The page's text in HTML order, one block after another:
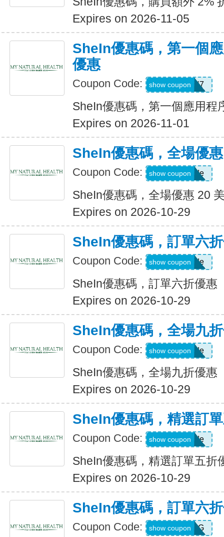
Expires on 2026-11-05
SheIn優惠碼，第一個
優惠
Coupon Code: QTEK4N7
show coupon
SheIn優惠碼，第一個應用程
Expires on 2026-11-01
SheIn優惠碼，全場優
Coupon Code: Show Code
show coupon
SheIn優惠碼，全場優惠 20
Expires on 2026-10-29
SheIn優惠碼，訂單六
Coupon Code: Show Code
show coupon
SheIn優惠碼，訂單六折優惠
Expires on 2026-10-29
SheIn優惠碼，全場九
Coupon Code: Show Code
show coupon
SheIn優惠碼，全場九折優惠
Expires on 2026-10-29
SheIn優惠碼，精選訂
Coupon Code: Show Code
show coupon
SheIn優惠碼，精選訂單五折
Expires on 2026-10-29
SheIn優惠碼，訂單六
Coupon Code: T5K539G
show coupon